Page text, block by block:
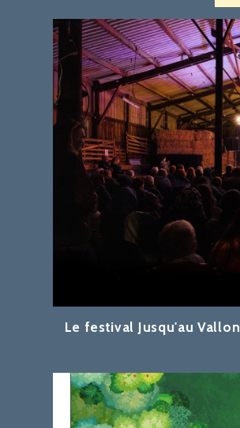
Le festival Jusqu'au Vallon